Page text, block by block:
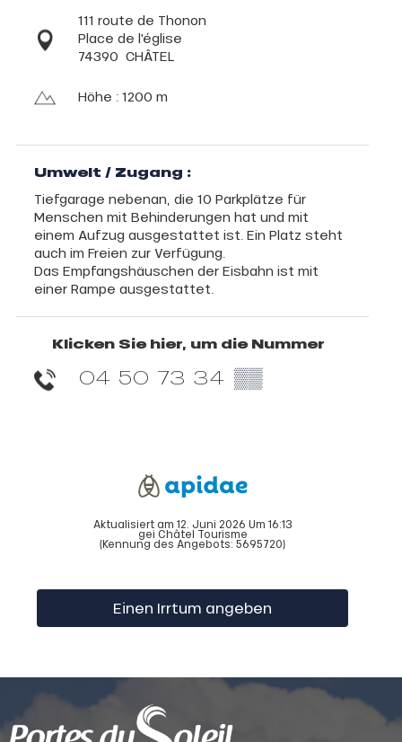
111 route de Thonon
Place de l'église
74390 CHÂTEL
Höhe : 1200 m
Umwelt / Zugang :
Tiefgarage nebenan, die 10 Parkplätze für
Menschen mit Behinderungen hat und mit
einem Aufzug ausgestattet ist. Ein Platz steht
auch im Freien zur Verfügung.
Das Empfangshäuschen der Eisbahn ist mit
einer Rampe ausgestattet.
Klicken Sie hier, um die Nummer
04 50 73 34 ▒▒
Aktualisiert am 12. Juni 2026 Um 16:13
gei Châtel Tourisme
(Kennung des Angebots: 5695720)
Einen Irrtum angeben